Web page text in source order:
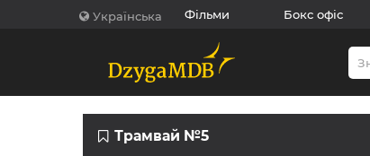
Українська Фільми Бокс офіс
Трамвай №5